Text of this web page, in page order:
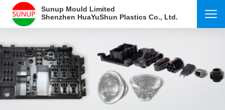
Sunup Mould Limited
Shenzhen HuaYuShun Plastics Co., Ltd.